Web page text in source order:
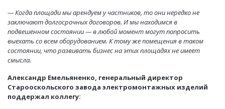
— Когда площади мы арендуем у частников, то они нередко не
заключают долгосрочных договоров. И мы находимся в
подвешенном состоянии — в любой момент могут попросить
выехать со всем оборудованием. К тому же помещения в таком
состоянии, что развивать бизнес на этих площадях не имеет
смысла.
Александр Емельяненко, генеральный директор
Старооскольского завода электромонтажных изделий
поддержал коллегу: